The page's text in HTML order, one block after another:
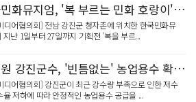
한국민화뮤지엄, '복 부르는 민화 호랑이' 기획전
디어협의회] 전남 강진군 청자촌에 위치한 한국민화뮤
지난 1일부터 27일까지 기획전 '복을 부르...
강진원 강진군수, '빈틈없는' 농업용수 확보, 저수지 점검
디어협의회] 강진군이 최근 강수량 부족으로 인한 저수
율 저하에 따라 안정적인 농업용수 공급을 ...